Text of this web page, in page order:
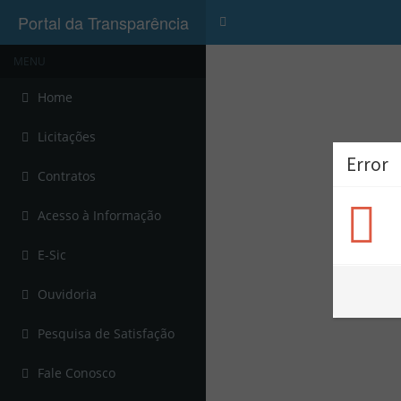
Portal da Transparência
MENU
Home
Licitações
Contratos
Acesso à Informação
E-Sic
Ouvidoria
Pesquisa de Satisfação
Fale Conosco
Error